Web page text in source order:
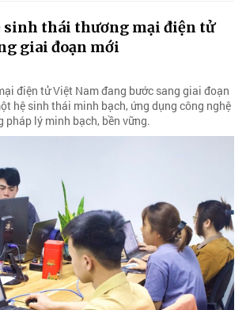
thái thương mại điện tử
giai đoạn mới
điện tử Việt Nam đang bước sang giai đoạn
hệ sinh thái minh bạch, ứng dụng công nghệ
pháp lý minh bạch, bền vững.